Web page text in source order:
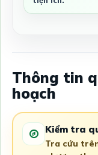
Thông tin
hoạch
Kiểm tra
Tra cứu